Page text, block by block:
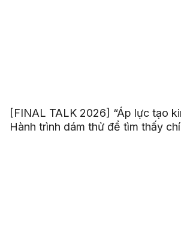
[FINAL TALK 2026] “Áp lực tạo
Hành trình dám thử để tìm thấy